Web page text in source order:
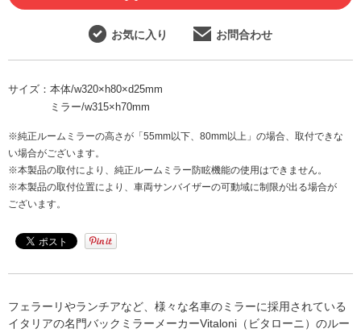
お気に入り お問合わせ
サイズ： 本体/w320×h80×d25mm
ミラー/w315×h70mm
※純正ルームミラーの高さが「55mm以下、80mm以上」の場合、取付できな
い場合がございます。
※本製品の取付により、純正ルームミラー防眩機能の使用はできません。
※本製品の取付位置により、車両サンバイザーの可動域に制限が出る場合が
ございます。
フェラーリやランチアなど、様々な名車のミラーに採用されている
イタリアの名門バックミラーメーカーVitaloni（ビタローニ）のルー